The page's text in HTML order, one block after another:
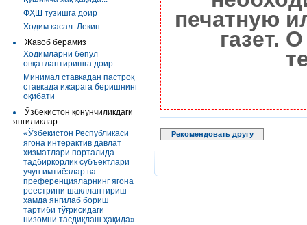
ФҲШ тузишга доир
Ходим касал. Лекин…
Жавоб берамиз
Ходимларни бепул
овқатлантиришга доир
Минимал ставкадан пастроқ
ставкада ижарага беришнинг
оқибати
Ўзбекистон қонунчиликдаги
янгиликлар
«Ўзбекистон Республикаси
ягона интерактив давлат
хизматлари порталида
тадбиркорлик субъектлари
учун имтиёзлар ва
преференцияларнинг ягона
реестрини шакллантириш
ҳамда янгилаб бориш
тартиби тўғрисидаги
низомни тасдиқлаш ҳақида»
печатную
газет.
Рекомендовать другу